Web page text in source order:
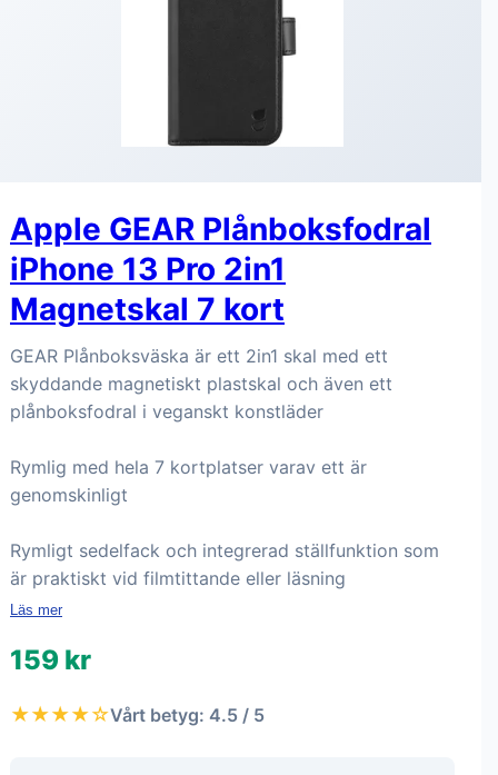
Apple GEAR Plånboksfodral
iPhone 13 Pro 2in1
Magnetskal 7 kort
GEAR Plånboksväska är ett 2in1 skal med ett
skyddande magnetiskt plastskal och även ett
plånboksfodral i veganskt konstläder
Rymlig med hela 7 kortplatser varav ett är
genomskinligt
Rymligt sedelfack och integrerad ställfunktion som
är praktiskt vid filmtittande eller läsning
Läs mer
159 kr
★★★★☆Vårt betyg: 4.5 / 5